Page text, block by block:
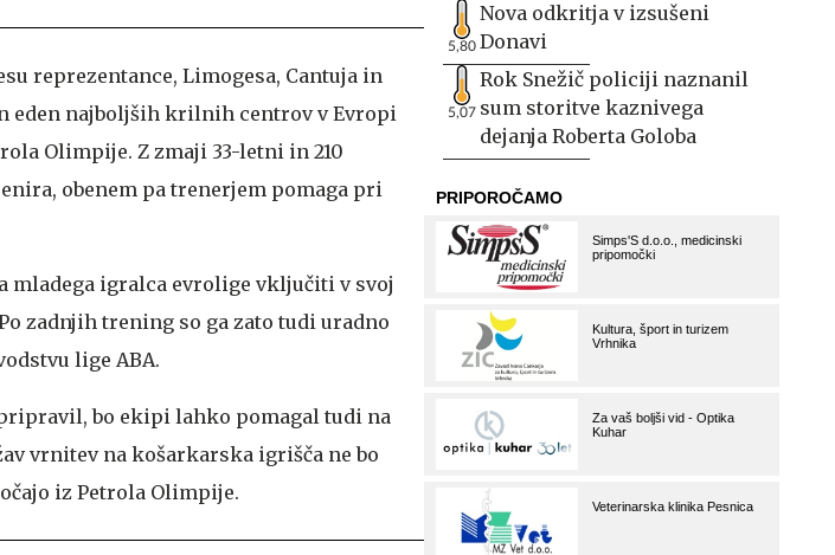
reprezentance, Limogesa, Cantuja in
eden najboljših krilnih centrov v Evropi
Olimpije. Z zmaji 33-letni in 210
obenem pa trenerjem pomaga pri
mladega igralca evrolige vključiti v svoj
zadnjih trening so ga zato tudi uradno
lige ABA.
bo ekipi lahko pomagal tudi na
vrnitev na košarkarska igrišča ne bo
iz Petrola Olimpije.
5,80
Nova odkritja v izsušeni
Donavi
5,07
Rok Snežič policiji naznanil
sum storitve kaznivega
dejanja Roberta Goloba